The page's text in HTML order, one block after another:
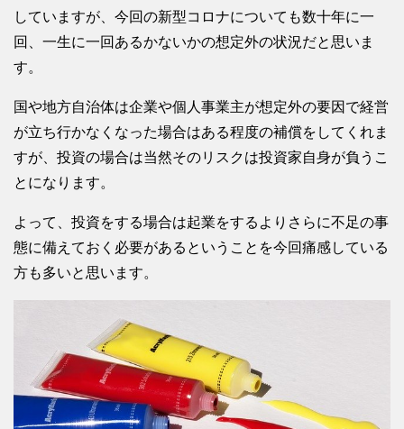
していますが、今回の新型コロナについても数十年に一
回、一生に一回あるかないかの想定外の状況だと思いま
す。
国や地方自治体は企業や個人事業主が想定外の要因で経営
が立ち行かなくなった場合はある程度の補償をしてくれま
すが、投資の場合は当然そのリスクは投資家自身が負うこ
とになります。
よって、投資をする場合は起業をするよりさらに不足の事
態に備えておく必要があるということを今回痛感している
方も多いと思います。